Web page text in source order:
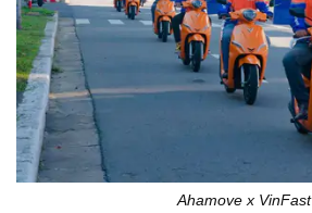
Ahamove x VinFast